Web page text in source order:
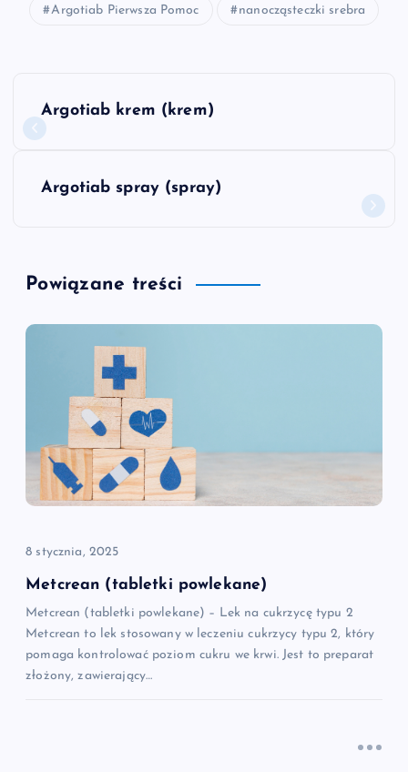
Argotiab Pierwsza Pomoc nanocząsteczki srebra
a
g
a
a
w
p
s
u
Argotiab krem (krem)
Argotiab spray (spray)
Powiązane treści
8 stycznia, 2025
Metcrean (tabletki powlekane)
Metcrean (tabletki powlekane) – Lek na cukrzycę typu 2
Metcrean to lek stosowany w leczeniu cukrzycy typu 2, który
pomaga kontrolować poziom cukru we krwi. Jest to preparat
złożony, zawierający…